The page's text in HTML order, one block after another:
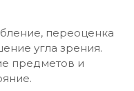
переоценка
угла зрения.
предметов и